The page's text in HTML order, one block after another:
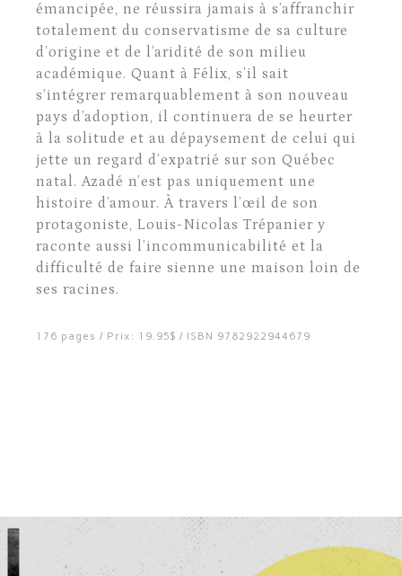
émancipée, ne réussira jamais à s’affranchir
totalement du conservatisme de sa culture
d’origine et de l’aridité de son milieu
académique. Quant à Félix, s’il sait
s’intégrer remarquablement à son nouveau
pays d’adoption, il continuera de se heurter
à la solitude et au dépaysement de celui qui
jette un regard d’expatrié sur son Québec
natal. Azadé n’est pas uniquement une
histoire d’amour. À travers l’œil de son
protagoniste, Louis-Nicolas Trépanier y
raconte aussi l’incommunicabilité et la
difficulté de faire sienne une maison loin de
ses racines.
176 pages / Prix: 19.95$ / ISBN 9782922944679